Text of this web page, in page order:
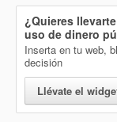
¿Quieres
uso de dinero
Inserta en tu web,
decisión
Llévate el